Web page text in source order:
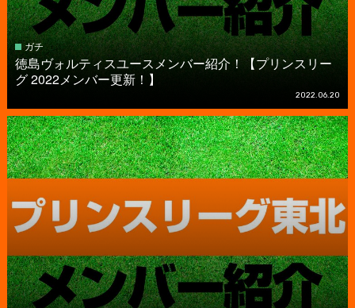
ガチ
徳島ヴォルティスユースメンバー紹介！【プリンスリー
グ 2022メンバー更新！】
2022.06.20